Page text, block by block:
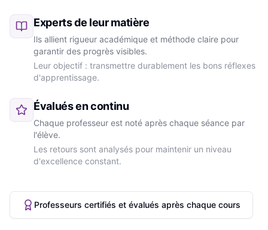
Experts de leur matière
Ils allient rigueur académique et méthode claire pour
garantir des progrès visibles.
Leur objectif : transmettre durablement les bons réflexes
d'apprentissage.
Évalués en continu
Chaque professeur est noté après chaque séance par
l'élève.
Les retours sont analysés pour maintenir un niveau
d'excellence constant.
Professeurs certifiés et évalués après chaque cours